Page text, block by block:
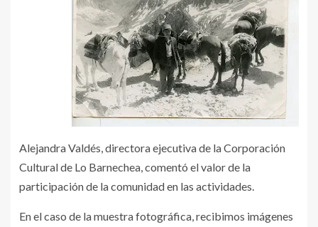
Alejandra Valdés, directora ejecutiva de la Corporación
Cultural de Lo Barnechea, comentó el valor de la
participación de la comunidad en las actividades.
En el caso de la muestra fotográfica, recibimos imágenes